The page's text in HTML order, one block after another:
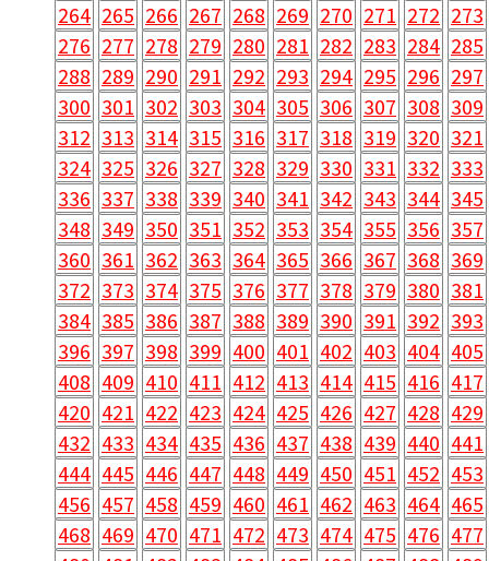
264 265 266 267 268 269 270 271 272 273
276 277 278 279 280 281 282 283 284 285
288 289 290 291 292 293 294 295 296 297
300 301 302 303 304 305 306 307 308 309
312 313 314 315 316 317 318 319 320 321
324 325 326 327 328 329 330 331 332 333
336 337 338 339 340 341 342 343 344 345
348 349 350 351 352 353 354 355 356 357
360 361 362 363 364 365 366 367 368 369
372 373 374 375 376 377 378 379 380 381
384 385 386 387 388 389 390 391 392 393
396 397 398 399 400 401 402 403 404 405
408 409 410 411 412 413 414 415 416 417
420 421 422 423 424 425 426 427 428 429
432 433 434 435 436 437 438 439 440 441
444 445 446 447 448 449 450 451 452 453
456 457 458 459 460 461 462 463 464 465
468 469 470 471 472 473 474 475 476 477